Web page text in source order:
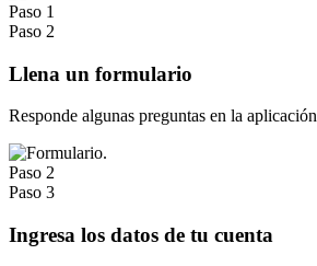
Paso 1
Paso 2
Llena un formulario
Responde algunas preguntas en la aplicación
Paso 2
Paso 3
Ingresa los datos de tu cuenta